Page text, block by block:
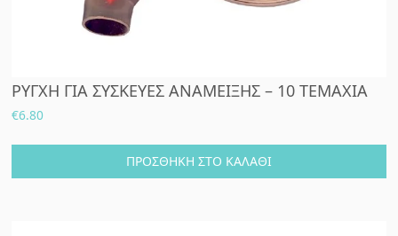
ΡΥΓΧΗ ΓΙΑ ΣΥΣΚΕΥΕΣ ΑΝΑΜΕΙΞΗΣ – 10 ΤΕΜΑΧΙΑ
€6.80
ΠΡΟΣΘΉΚΗ ΣΤΟ ΚΑΛΆΘΙ